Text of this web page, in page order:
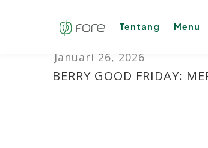
Tentang Menu
BERRY GOOD FRIDAY: